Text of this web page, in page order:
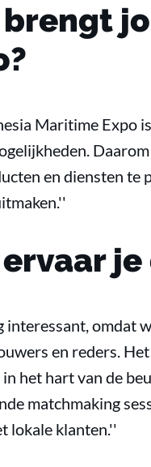
Maritime Expo
en diensten te
interessant, omdat
en reders.
het hart van de
matchmaking
lokale klanten.''